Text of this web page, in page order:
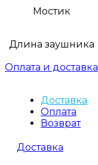
Мостик
Длина заушника
Оплата и доставка
Доставка
Оплата
Возврат
Доставка